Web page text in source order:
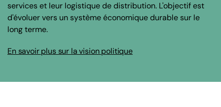
services et leur logistique de distribution. L'objectif est
d'évoluer vers un système économique durable sur le
long terme.
En savoir plus sur la vision politique